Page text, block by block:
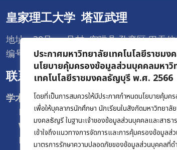
ประกาศมหาวิทยาลัยเทคโนโลยีราชม
นโยบายคุ้มครองข้อมูลส่วนบุคคลมหาวิ
เทคโนโลยีราชมงคลธัญบุรี พ.ศ. 2566
โดยที่เป็นการสมควรให้มีประกาศกำหนดนโยบายคุ้ม
เพื่อให้บุคลากรนักศึกษา นักเรียนในสังกัดมหาวิทยาลัย
มงคลธัญรี ในฐานะเจ้าของข้อมูลส่วนบุคคลและสาธ
เข้าใจถึงแนวทางการจัดการและการคุ้มครองข้อมูลส่
มาตรการรักษาความปลอดภัยของข้อมูลส่วนบุคคลที่ด
皇家理工大学 塔亚武理
地址：39号 一号村 空哄县 孔銮区 巴吞
编号12120
联系我们
学术促进和注册办公室 :
Facebook :@oregrmutt
Website :www.oreg.rmutt.ac.th
E-mail :oreg@rmutt.ac.th